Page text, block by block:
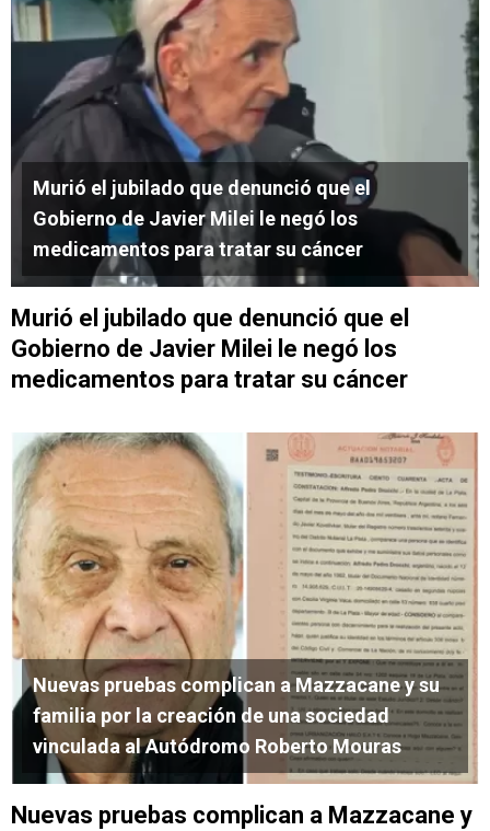
Murió el jubilado que denunció que el
Gobierno de Javier Milei le negó los
medicamentos para tratar su cáncer
Murió el jubilado que denunció que el
Gobierno de Javier Milei le negó los
medicamentos para tratar su cáncer
Nuevas pruebas complican a Mazzacane y su
familia por la creación de una sociedad
vinculada al Autódromo Roberto Mouras
Nuevas pruebas complican a Mazzacane y